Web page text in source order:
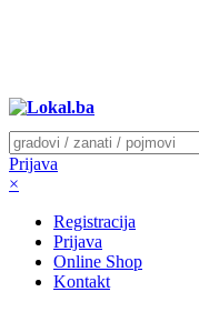
Prijava
×
Registracija
Prijava
Online Shop
Kontakt